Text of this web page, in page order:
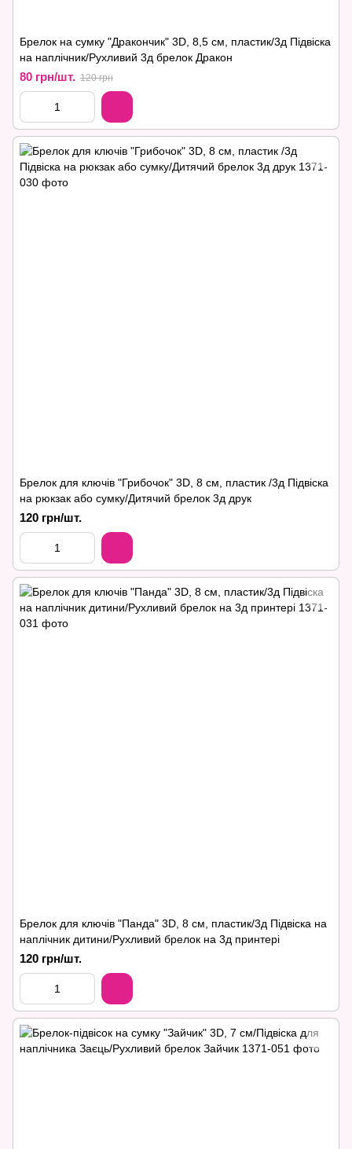
Брелок на сумку "Дракончик" 3D, 8,5 см, пластик/3д Підвіска
на наплічник/Рухливий 3д брелок Дракон
80 грн/шт. 120 грн
Брелок для ключів "Грибочок" 3D, 8 см, пластик /3д Підвіска
на рюкзак або сумку/Дитячий брелок 3д друк
120 грн/шт.
Брелок для ключів "Панда" 3D, 8 см, пластик/3д Підвіска на
наплічник дитини/Рухливий брелок на 3д принтері
120 грн/шт.